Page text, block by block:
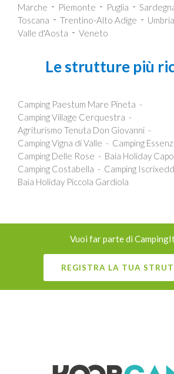
Marche
Piemonte Puglia
Toscana
Trentino-Alto Adige
Umbria
Valle d'Aosta
Veneto
Le strutture più
Camping Paestum Mare Pineta
Camping Village Cerquestra
Agriturismo Tenuta Don Giovanni
Camping Vigna di Valle
Camping
Camping Delle Rose
Baia Holiday
Camping Costabella
Camping
Baia Holiday Piccola Gardiola
Vuoi far parte di
REGISTRA LA TUA